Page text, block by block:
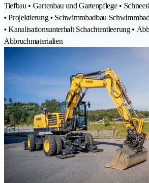
Tiefbau • Gartenbau und Gartenpflege •
• Projektierung • Schwimmbadbau
• Kanalisationsunterhalt Schachtentleerung •
Abbruchmaterialien